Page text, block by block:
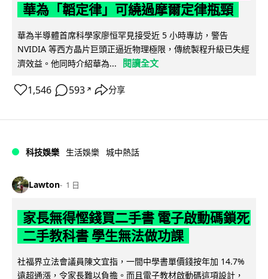
華為「韜定律」可繞過摩爾定律瓶頸
華為半導體首席科學家廖恒罕見接受近 5 小時專訪，警告
NVIDIA 等西方晶片巨頭正逼近物理極限，傳統製程升級已失經
濟效益。他同時介紹華為...
閱讀全文
1,546 593 ↗ 分享
科技娛樂 生活娛樂 城中熱話
Lawton 1 日
家長無得慳錢買二手書 電子啟動碼鎖死
二手教科書 學生無法做功課
社福界立法會議員陳文宜指，一間中學書單價錢按年加 14.7%
遠超通漲，令家長難以負擔。而且電子教材啟動碼這項設計，